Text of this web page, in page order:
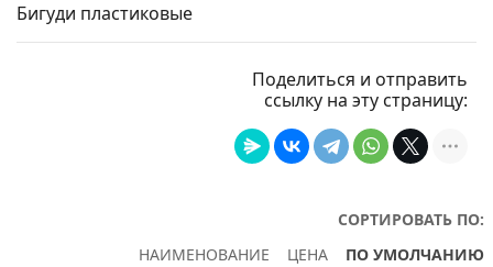
Бигуди пластиковые
Поделиться и отправить
ссылку на эту страницу:
СОРТИРОВАТЬ ПО:
НАИМЕНОВАНИЕ
ЦЕНА ПО УМОЛЧАНИЮ